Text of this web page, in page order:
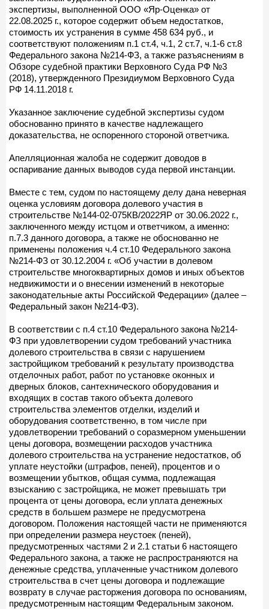
экспертизы, выполненной ООО «Яр-Оценка» от
22.08.2025 г., которое содержит объем недостатков,
стоимость их устранения в сумме 458 634 руб., и
соответствуют положениям п.1 ст.4, ч.1, 2 ст.7, ч.1-6 ст.8
Федерального закона №214-ФЗ, а также разъяснениям в
Обзоре судебной практики Верховного Суда РФ №3
(2018), утвержденного Президиумом Верховного Суда
РФ 14.11.2018 г.
Указанное заключение судебной экспертизы судом
обоснованно принято в качестве надлежащего
доказательства, не оспоренного стороной ответчика.
Апелляционная жалоба не содержит доводов в
оспаривание данных выводов суда первой инстанции.
Вместе с тем, судом по настоящему делу дана неверная
оценка условиям договора долевого участия в
строительстве №144-02-075КВ/2022ЯР от 30.06.2022 г.,
заключенного между истцом и ответчиком, а именно:
п.7.3 данного договора, а также не обоснованно не
применены положения ч.4 ст.10 Федерального закона
№214-ФЗ от 30.12.2004 г. «Об участии в долевом
строительстве многоквартирных домов и иных объектов
недвижимости и о внесении изменений в некоторые
законодательные акты Российской Федерации» (далее –
Федеральный закон №214-ФЗ).
В соответствии с п.4 ст.10 Федерального закона №214-
ФЗ при удовлетворении судом требований участника
долевого строительства в связи с нарушением
застройщиком требований к результату производства
отделочных работ, работ по установке оконных и
дверных блоков, сантехнического оборудования и
входящих в состав такого объекта долевого
строительства элементов отделки, изделий и
оборудования соответственно, в том числе при
удовлетворении требований о соразмерном уменьшении
цены договора, возмещении расходов участника
долевого строительства на устранение недостатков, об
уплате неустойки (штрафов, пеней), процентов и о
возмещении убытков, общая сумма, подлежащая
взысканию с застройщика, не может превышать три
процента от цены договора, если уплата денежных
средств в большем размере не предусмотрена
договором. Положения настоящей части не применяются
при определении размера неустоек (пеней),
предусмотренных частями 2 и 2.1 статьи 6 настоящего
Федерального закона, а также не распространяются на
денежные средства, уплаченные участником долевого
строительства в счет цены договора и подлежащие
возврату в случае расторжения договора по основаниям,
предусмотренным настоящим Федеральным законом.